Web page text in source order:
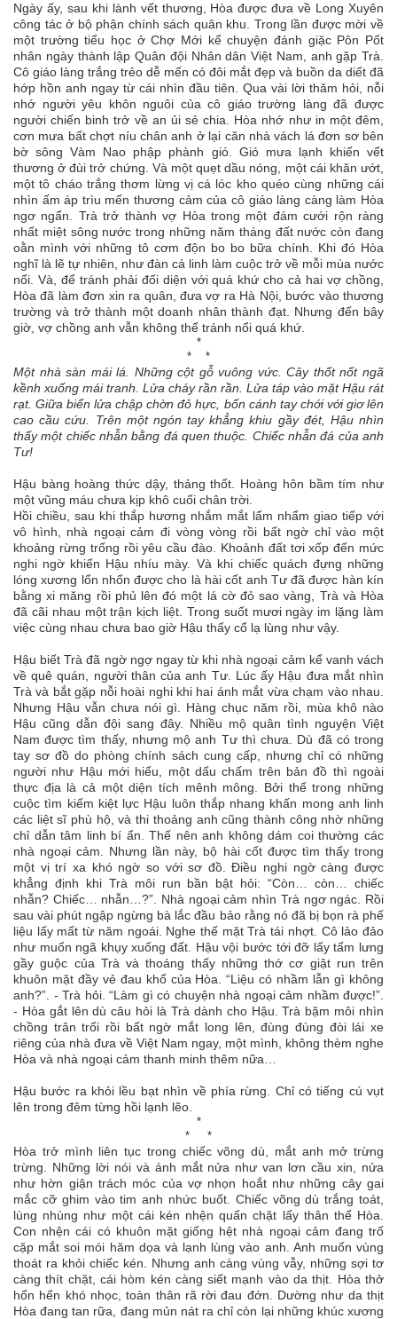
Ngày ấy, sau khi lành vết thương, Hòa được đưa về Long Xuyên
công tác ở bộ phận chính sách quân khu. Trong lần được mời về
một trường tiểu học ở Chợ Mới kể chuyện đánh giặc Pôn Pốt
nhân ngày thành lập Quân đội Nhân dân Việt Nam, anh gặp Trà.
Cô giáo làng trắng trẻo dễ mến có đôi mắt đẹp và buồn da diết đã
hớp hồn anh ngay từ cái nhìn đầu tiên. Qua vài lời thăm hỏi, nỗi
nhớ người yêu khôn nguôi của cô giáo trường làng đã được
người chiến binh trở về an ủi sẻ chia. Hòa nhớ như in một đêm,
cơn mưa bất chợt níu chân anh ở lại căn nhà vách lá đơn sơ bên
bờ sông Vàm Nao phập phành gió. Gió mưa lạnh khiến vết
thương ở đùi trở chứng. Và một quẹt dầu nóng, một cái khăn ướt,
một tô cháo trắng thơm lừng vị cá lóc kho quéo cùng những cái
nhìn ấm áp trìu mến thương cảm của cô giáo làng càng làm Hòa
ngơ ngẩn. Trà trở thành vợ Hòa trong một đám cưới rộn ràng
nhất miệt sông nước trong những năm tháng đất nước còn đang
oằn mình với những tô cơm độn bo bo bữa chính. Khi đó Hòa
nghĩ là lẽ tự nhiên, như đàn cá linh làm cuộc trở về mỗi mùa nước
nổi. Và, để tránh phải đối diện với quá khứ cho cả hai vợ chồng,
Hòa đã làm đơn xin ra quân, đưa vợ ra Hà Nội, bước vào thương
trường và trở thành một doanh nhân thành đạt. Nhưng đến bây
giờ, vợ chồng anh vẫn không thể tránh nổi quá khứ.
*
* *
Một nhà sàn mái lá. Những cột gỗ vuông vức. Cây thốt nốt ngã
kềnh xuống mái tranh. Lửa cháy rần rần. Lửa táp vào mặt Hậu rát
rạt. Giữa biển lửa chập chờn đỏ hực, bốn cánh tay chới với giơ lên
cao cầu cứu. Trên một ngón tay khẳng khiu gầy đét, Hậu nhìn
thấy một chiếc nhẫn bằng đá quen thuộc. Chiếc nhẫn đá của anh
Tư!
Hậu bàng hoàng thức dậy, thảng thốt. Hoàng hôn bầm tím như
một vũng máu chưa kịp khô cuối chân trời.
Hồi chiều, sau khi thắp hương nhắm mắt lẩm nhẩm giao tiếp với
vô hình, nhà ngoại cảm đi vòng vòng rồi bất ngờ chỉ vào một
khoảng rừng trống rồi yêu cầu đào. Khoảnh đất tơi xốp đến mức
nghi ngờ khiến Hậu nhíu mày. Và khi chiếc quách đựng những
lóng xương lổn nhổn được cho là hài cốt anh Tư đã được hàn kín
bằng xi măng rồi phủ lên đó một lá cờ đỏ sao vàng, Trà và Hòa
đã cãi nhau một trận kịch liệt. Trong suốt mươi ngày im lặng làm
việc cùng nhau chưa bao giờ Hậu thấy cổ lạ lùng như vậy.
Hậu biết Trà đã ngờ ngợ ngay từ khi nhà ngoại cảm kể vanh vách
về quê quán, người thân của anh Tư. Lúc ấy Hậu đưa mắt nhìn
Trà và bắt gặp nỗi hoài nghi khi hai ánh mắt vừa chạm vào nhau.
Nhưng Hậu vẫn chưa nói gì. Hàng chục năm rồi, mùa khô nào
Hậu cũng dẫn đội sang đây. Nhiều mộ quân tình nguyện Việt
Nam được tìm thấy, nhưng mộ anh Tư thì chưa. Dù đã có trong
tay sơ đồ do phòng chính sách cung cấp, nhưng chỉ có những
người như Hậu mới hiểu, một dấu chấm trên bản đồ thì ngoài
thực địa là cả một diện tích mênh mông. Bởi thế trong những
cuộc tìm kiếm kiệt lực Hậu luôn thắp nhang khấn mong anh linh
các liệt sĩ phù hộ, và thi thoảng anh cũng thành công nhờ những
chỉ dẫn tâm linh bí ẩn. Thế nên anh không dám coi thường các
nhà ngoại cảm. Nhưng lần này, bộ hài cốt được tìm thấy trong
một vị trí xa khó ngờ so với sơ đồ. Điều nghi ngờ càng được
khẳng định khi Trà môi run bần bật hỏi: “Còn… còn… chiếc
nhẫn? Chiếc… nhẫn…?”. Nhà ngoại cảm nhìn Trà ngơ ngác. Rồi
sau vài phút ngập ngừng bà lắc đầu bảo rằng nó đã bị bọn rà phế
liệu lấy mất từ năm ngoái. Nghe thế mặt Trà tái nhợt. Cô lảo đảo
như muốn ngã khụy xuống đất. Hậu vội bước tới đỡ lấy tấm lưng
gầy guộc của Trà và thoáng thấy những thớ cơ giật run trên
khuôn mặt đầy vẻ đau khổ của Hòa. “Liệu có nhầm lẫn gì không
anh?”. - Trà hỏi. “Làm gì có chuyện nhà ngoại cảm nhầm được!”.
- Hòa gắt lên dù câu hỏi là Trà dành cho Hậu. Trà bặm môi nhìn
chồng trân trối rồi bất ngờ mắt long lên, đùng đùng đòi lái xe
riêng của nhà đưa về Việt Nam ngay, một mình, không thèm nghe
Hòa và nhà ngoại cảm thanh minh thêm nữa…
Hậu bước ra khỏi lều bạt nhìn về phía rừng. Chỉ có tiếng cú vụt
lên trong đêm từng hồi lạnh lẽo.
*
* *
Hòa trở mình liên tục trong chiếc võng dù, mắt anh mở trừng
trừng. Những lời nói và ánh mắt nửa như van lơn cầu xin, nửa
như hờn giận trách móc của vợ nhọn hoắt như những cây gai
mắc cỡ ghim vào tim anh nhức buốt. Chiếc võng dù trắng toát,
lùng nhùng như một cái kén nhện quấn chặt lấy thân thể Hòa.
Con nhện cái có khuôn mặt giống hệt nhà ngoại cảm đang trố
cặp mắt soi mói hăm dọa và lạnh lùng vào anh. Anh muốn vùng
thoát ra khỏi chiếc kén. Nhưng anh càng vùng vẫy, những sợi tơ
càng thít chặt, cái hòm kén càng siết mạnh vào da thịt. Hòa thở
hổn hển khó nhọc, toàn thân rã rời đau đớn. Dường như da thịt
Hòa đang tan rữa, đang mủn nát ra chỉ còn lại những khúc xương